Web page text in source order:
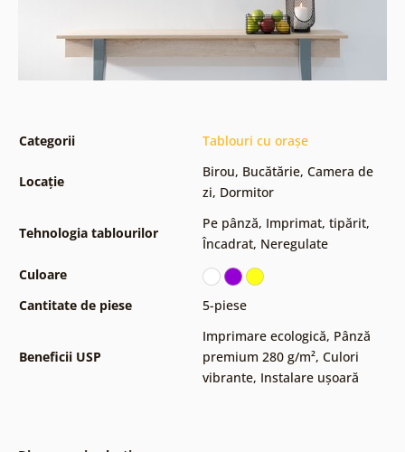
Categorii Tablouri cu orașe
Locație
Birou, Bucătărie, Camera de
zi, Dormitor
Tehnologia tablourilor
Pe pânză, Imprimat, tipărit,
Încadrat, Neregulate
Culoare
Cantitate de piese
5-piese
Beneficii USP
Imprimare ecologică, Pânză
premium 280 g/m², Culori
vibrante, Instalare ușoară